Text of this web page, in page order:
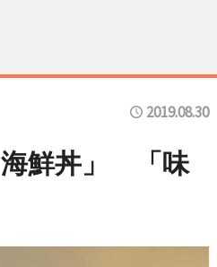
2019.08.30
海鮮丼」 「味